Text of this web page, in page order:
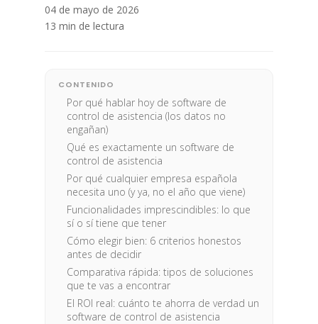
04 de mayo de 2026
13 min de lectura
CONTENIDO
Por qué hablar hoy de software de
control de asistencia (los datos no
engañan)
Qué es exactamente un software de
control de asistencia
Por qué cualquier empresa española
necesita uno (y ya, no el año que viene)
Funcionalidades imprescindibles: lo que
sí o sí tiene que tener
Cómo elegir bien: 6 criterios honestos
antes de decidir
Comparativa rápida: tipos de soluciones
que te vas a encontrar
El ROI real: cuánto te ahorra de verdad un
software de control de asistencia